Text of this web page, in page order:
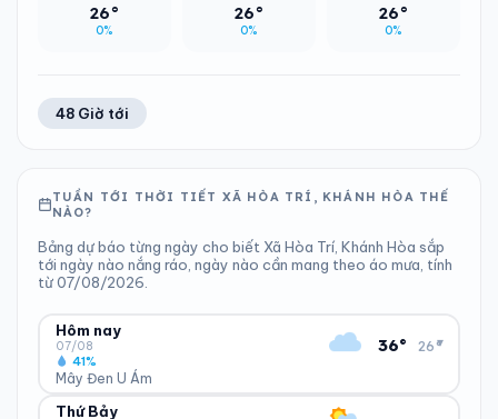
26°
0%
26°
0%
26°
0%
48 Giờ tới
TUẦN TỚI THỜI TIẾT XÃ HÒA TRÍ, KHÁNH HÒA THẾ
NÀO?
Bảng dự báo từng ngày cho biết Xã Hòa Trí, Khánh Hòa sắp
tới ngày nào nắng ráo, ngày nào cần mang theo áo mưa, tính
từ 07/08/2026.
Hôm nay
07/08
Mây Đen U Ám
41%
36° 26°
▾
ĐỘ ẨM
Thứ Bảy